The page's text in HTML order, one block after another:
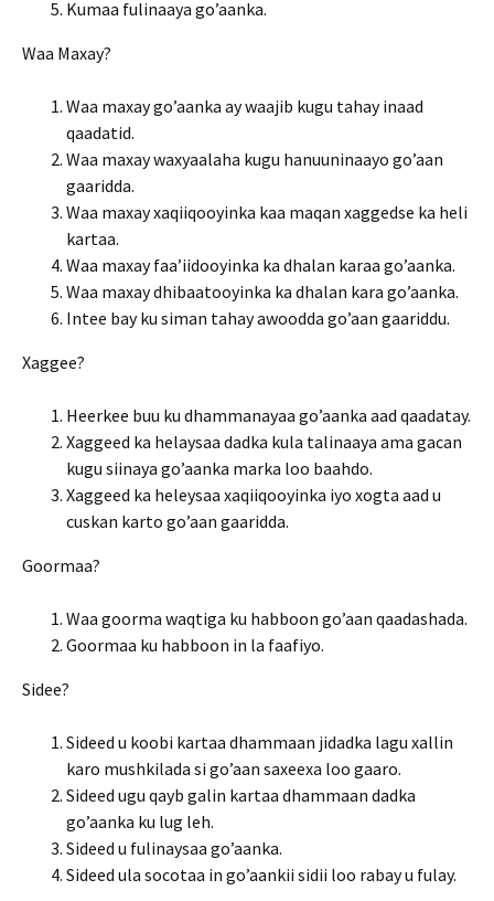
Kumaa fulinaaya go’aanka.
Waa Maxay?
Waa maxay go’aanka ay waajib kugu tahay inaad
qaadatid.
Waa maxay waxyaalaha kugu hanuuninaayo go’aan
gaaridda.
Waa maxay xaqiiqooyinka kaa maqan xaggedse ka heli
kartaa.
Waa maxay faa’iidooyinka ka dhalan karaa go’aanka.
Waa maxay dhibaatooyinka ka dhalan kara go’aanka.
Intee bay ku siman tahay awoodda go’aan gaariddu.
Xaggee?
Heerkee buu ku dhammanayaa go’aanka aad qaadatay.
Xaggeed ka helaysaa dadka kula talinaaya ama gacan
kugu siinaya go’aanka marka loo baahdo.
Xaggeed ka heleysaa xaqiiqooyinka iyo xogta aad u
cuskan karto go’aan gaaridda.
Goormaa?
Waa goorma waqtiga ku habboon go’aan qaadashada.
Goormaa ku habboon in la faafiyo.
Sidee?
Sideed u koobi kartaa dhammaan jidadka lagu xallin
karo mushkilada si go’aan saxeexa loo gaaro.
Sideed ugu qayb galin kartaa dhammaan dadka
go’aanka ku lug leh.
Sideed u fulinaysaa go’aanka.
Sideed ula socotaa in go’aankii sidii loo rabay u fulay.